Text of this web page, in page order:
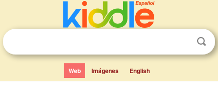
Web Imágenes English